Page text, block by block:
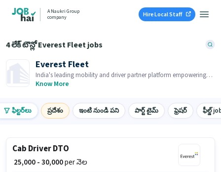
A Naukri Group
company
Hire Local Staff
4 లేక్ టౌన్లో Everest Fleet jobs
Everest Fleet
India's leading mobility and driver partner platform empowering
drivers with car ownership and earning opportunities
Know More
ఫిల్టర్‌లు ప్రదేశం ఇంటి నుండి పని పార్ట్ టైమ్ ఫ్రెషర్ ఫీల్డ్
Cab Driver DTO
₹ 25,000 - 30,000per నెల